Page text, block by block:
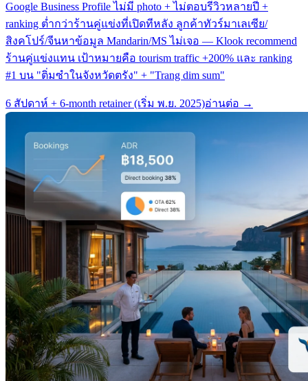
Google Business Profile ไม่มี photo + ไม่ตอบรีวิวหลายปี +
ranking ต่ำกว่าร้านคู่แข่งที่เปิดทีหลัง ลูกค้าทัวร์มาเลเซีย/
สิงคโปร์/จีนหาข้อมูล Mandarin/MS ไม่เจอ — Klook recommend
ร้านคู่แข่งแทน เป้าหมายคือ tourism traffic +200% และ ranking
#1 บน "ติ่มซำในจังหวัดตรัง" + "Trang dim sum"
6 สัปดาห์ + 6-month retainer (เริ่ม พ.ย. 2025)อ่านต่อ →